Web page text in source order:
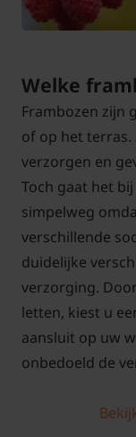
Welke
Frambozen zijn
of op het terras.
verzorgen en
Toch gaat het
simpelweg
verschillende
duidelijke
verzorging.
letten, kiest u
aansluit op uw
onbedoeld de